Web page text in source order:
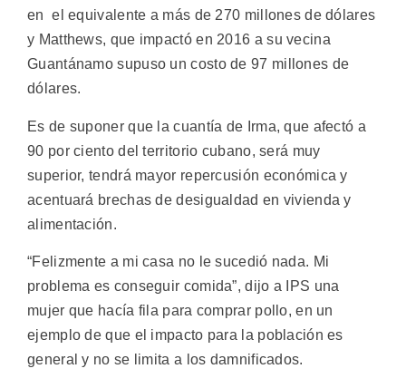
en el equivalente a más de 270 millones de dólares
y Matthews, que impactó en 2016 a su vecina
Guantánamo supuso un costo de 97 millones de
dólares.
Es de suponer que la cuantía de Irma, que afectó a
90 por ciento del territorio cubano, será muy
superior, tendrá mayor repercusión económica y
acentuará brechas de desigualdad en vivienda y
alimentación.
“Felizmente a mi casa no le sucedió nada. Mi
problema es conseguir comida”, dijo a IPS una
mujer que hacía fila para comprar pollo, en un
ejemplo de que el impacto para la población es
general y no se limita a los damnificados.